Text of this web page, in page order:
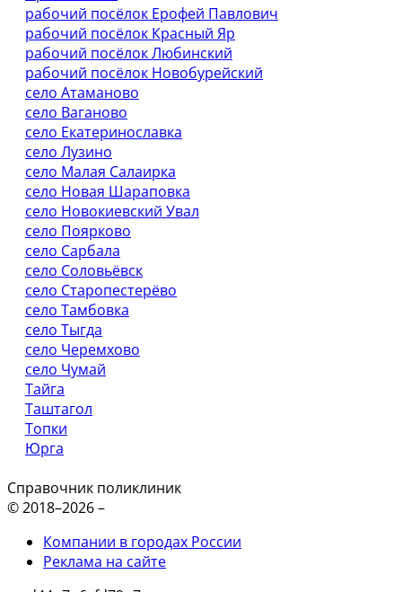
рабочий посёлок Ерофей Павлович
рабочий посёлок Красный Яр
рабочий посёлок Любинский
рабочий посёлок Новобурейский
село Атаманово
село Ваганово
село Екатеринославка
село Лузино
село Малая Салаирка
село Новая Шараповка
село Новокиевский Увал
село Поярково
село Сарбала
село Соловьёвск
село Старопестерёво
село Тамбовка
село Тыгда
село Черемхово
село Чумай
Тайга
Таштагол
Топки
Юрга
Справочник поликлиник
© 2018–2026 –
Компании в городах России
Реклама на сайте